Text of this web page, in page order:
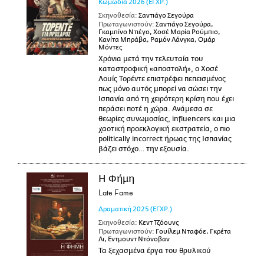
Κωμωδία 2026 (ΕΓΧΡ.)
Σκηνοθεσία: Σαντιάγο Σεγούρα
Πρωταγωνιστούν: Σαντιάγο Σεγούρα,
Γκαμπίνο Ντιέγο, Χοσέ Μαρία Ρούμπιο,
Κανίτα Μπράβα, Ραμόν Λάνγκα, Ομάρ
Μόντες
Χρόνια μετά την τελευταία του
καταστροφική «αποστολή», ο Χοσέ
Λουίς Τορέντε επιστρέφει πεπεισμένος
πως μόνο αυτός μπορεί να σώσει την
Ισπανία από τη χειρότερη κρίση που έχει
περάσει ποτέ η χώρα. Ανάμεσα σε
θεωρίες συνωμοσίας, influencers και μια
χαοτική προεκλογική εκστρατεία, ο πιο
politically incorrect ήρωας της Ισπανίας
βάζει στόχο… την εξουσία.
Η Φήμη
Late Fame
Δραματική 2025 (ΕΓΧΡ.)
Σκηνοθεσία: Κεντ Τζόουνς
Πρωταγωνιστούν: Γουίλεμ Νταφόε, Γκρέτα
Λι, Εντμουντ Ντόνοβαν
Τα ξεχασμένα έργα του θρυλικού